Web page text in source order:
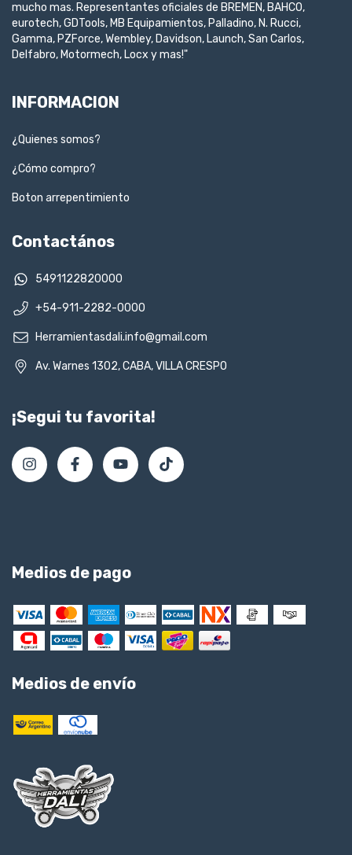
mucho mas. Representantes oficiales de BREMEN, BAHCO,
eurotech, GDTools, MB Equipamientos, Palladino, N. Rucci,
Gamma, PZForce, Wembley, Davidson, Launch, San Carlos,
Delfabro, Motormech, Locx y mas!"
INFORMACION
¿Quienes somos?
¿Cómo compro?
Boton arrepentimiento
Contactános
5491122820000
+54-911-2282-0000
Herramientasdali.info@gmail.com
Av. Warnes 1302, CABA, VILLA CRESPO
¡Segui tu favorita!
Medios de pago
Medios de envío